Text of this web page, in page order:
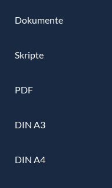
Dokumente
Skripte
PDF
DIN A3
DIN A4